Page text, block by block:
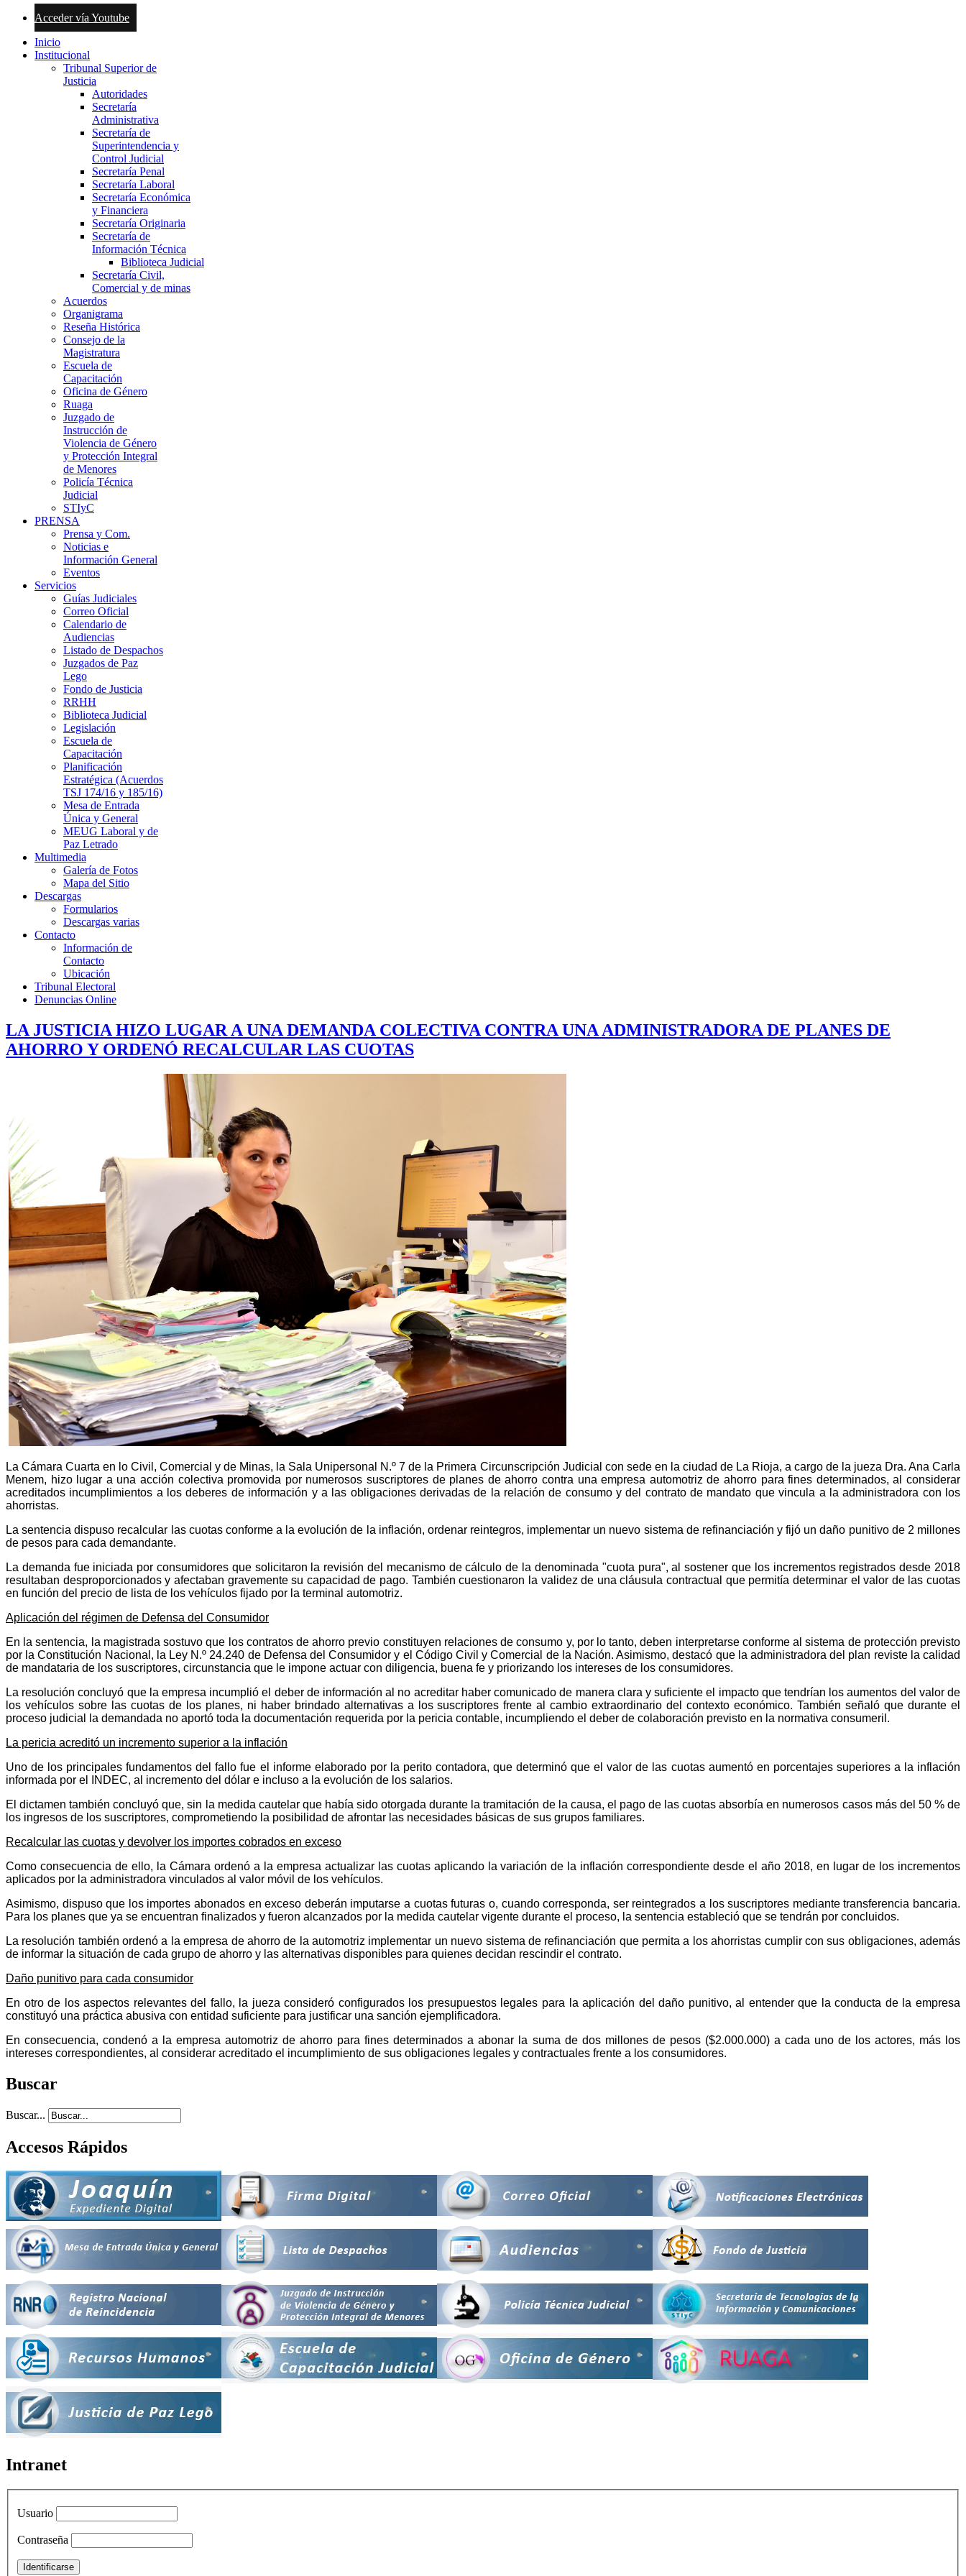
Acceder vía Youtube
Inicio
Institucional
Tribunal Superior de
Justicia
Autoridades
Secretaría
Administrativa
Secretaría de
Superintendencia y
Control Judicial
Secretaría Penal
Secretaría Laboral
Secretaría Económica
y Financiera
Secretaría Originaria
Secretaría de
Información Técnica
Biblioteca Judicial
Secretaría Civil,
Comercial y de minas
Acuerdos
Organigrama
Reseña Histórica
Consejo de la
Magistratura
Escuela de
Capacitación
Oficina de Género
Ruaga
Juzgado de
Instrucción de
Violencia de Género
y Protección Integral
de Menores
Policía Técnica
Judicial
STIyC
PRENSA
Prensa y Com.
Noticias e
Información General
Eventos
Servicios
Guías Judiciales
Correo Oficial
Calendario de
Audiencias
Listado de Despachos
Juzgados de Paz
Lego
Fondo de Justicia
RRHH
Biblioteca Judicial
Legislación
Escuela de
Capacitación
Planificación
Estratégica (Acuerdos
TSJ 174/16 y 185/16)
Mesa de Entrada
Única y General
MEUG Laboral y de
Paz Letrado
Multimedia
Galería de Fotos
Mapa del Sitio
Descargas
Formularios
Descargas varias
Contacto
Información de
Contacto
Ubicación
Tribunal Electoral
Denuncias Online
LA JUSTICIA HIZO LUGAR A UNA DEMANDA COLECTIVA CONTRA UNA ADMINISTRADORA DE PLANES DE
AHORRO Y ORDENÓ RECALCULAR LAS CUOTAS
La Cámara Cuarta en lo Civil, Comercial y de Minas, la Sala Unipersonal N.º 7 de la Primera Circunscripción Judicial con sede en la ciudad de La Rioja, a cargo de la jueza Dra. Ana Carla
Menem, hizo lugar a una acción colectiva promovida por numerosos suscriptores de planes de ahorro contra una empresa automotriz de ahorro para fines determinados, al considerar
acreditados incumplimientos a los deberes de información y a las obligaciones derivadas de la relación de consumo y del contrato de mandato que vincula a la administradora con los
ahorristas.
La sentencia dispuso recalcular las cuotas conforme a la evolución de la inflación, ordenar reintegros, implementar un nuevo sistema de refinanciación y fijó un daño punitivo de 2 millones
de pesos para cada demandante.
La demanda fue iniciada por consumidores que solicitaron la revisión del mecanismo de cálculo de la denominada "cuota pura", al sostener que los incrementos registrados desde 2018
resultaban desproporcionados y afectaban gravemente su capacidad de pago. También cuestionaron la validez de una cláusula contractual que permitía determinar el valor de las cuotas
en función del precio de lista de los vehículos fijado por la terminal automotriz.
Aplicación del régimen de Defensa del Consumidor
En la sentencia, la magistrada sostuvo que los contratos de ahorro previo constituyen relaciones de consumo y, por lo tanto, deben interpretarse conforme al sistema de protección previsto
por la Constitución Nacional, la Ley N.º 24.240 de Defensa del Consumidor y el Código Civil y Comercial de la Nación. Asimismo, destacó que la administradora del plan reviste la calidad
de mandataria de los suscriptores, circunstancia que le impone actuar con diligencia, buena fe y priorizando los intereses de los consumidores.
La resolución concluyó que la empresa incumplió el deber de información al no acreditar haber comunicado de manera clara y suficiente el impacto que tendrían los aumentos del valor de
los vehículos sobre las cuotas de los planes, ni haber brindado alternativas a los suscriptores frente al cambio extraordinario del contexto económico. También señaló que durante el
proceso judicial la demandada no aportó toda la documentación requerida por la pericia contable, incumpliendo el deber de colaboración previsto en la normativa consumeril.
La pericia acreditó un incremento superior a la inflación
Uno de los principales fundamentos del fallo fue el informe elaborado por la perito contadora, que determinó que el valor de las cuotas aumentó en porcentajes superiores a la inflación
informada por el INDEC, al incremento del dólar e incluso a la evolución de los salarios.
El dictamen también concluyó que, sin la medida cautelar que había sido otorgada durante la tramitación de la causa, el pago de las cuotas absorbía en numerosos casos más del 50 % de
los ingresos de los suscriptores, comprometiendo la posibilidad de afrontar las necesidades básicas de sus grupos familiares.
Recalcular las cuotas y devolver los importes cobrados en exceso
Como consecuencia de ello, la Cámara ordenó a la empresa actualizar las cuotas aplicando la variación de la inflación correspondiente desde el año 2018, en lugar de los incrementos
aplicados por la administradora vinculados al valor móvil de los vehículos.
Asimismo, dispuso que los importes abonados en exceso deberán imputarse a cuotas futuras o, cuando corresponda, ser reintegrados a los suscriptores mediante transferencia bancaria.
Para los planes que ya se encuentran finalizados y fueron alcanzados por la medida cautelar vigente durante el proceso, la sentencia estableció que se tendrán por concluidos.
La resolución también ordenó a la empresa de ahorro de la automotriz implementar un nuevo sistema de refinanciación que permita a los ahorristas cumplir con sus obligaciones, además
de informar la situación de cada grupo de ahorro y las alternativas disponibles para quienes decidan rescindir el contrato.
Daño punitivo para cada consumidor
En otro de los aspectos relevantes del fallo, la jueza consideró configurados los presupuestos legales para la aplicación del daño punitivo, al entender que la conducta de la empresa
constituyó una práctica abusiva con entidad suficiente para justificar una sanción ejemplificadora.
En consecuencia, condenó a la empresa automotriz de ahorro para fines determinados a abonar la suma de dos millones de pesos ($2.000.000) a cada uno de los actores, más los
intereses correspondientes, al considerar acreditado el incumplimiento de sus obligaciones legales y contractuales frente a los consumidores.
Buscar
Buscar...
Accesos Rápidos
Intranet
Usuario
Contraseña